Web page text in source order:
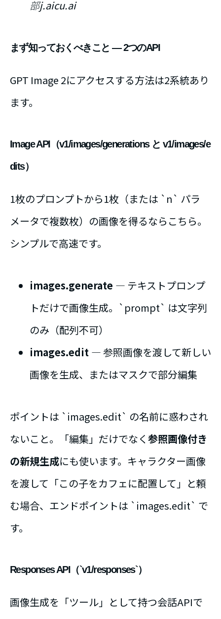
部j.aicu.ai
まず知っておくべきこと ― 2つのAPI
GPT Image 2にアクセスする方法は2系統あり
ます。
Image API（v1/images/generations と v1/images/e
dits）
1枚のプロンプトから1枚（または `n` パラ
メータで複数枚）の画像を得るならこちら。
シンプルで高速です。
images.generate ― テキストプロンプ
トだけで画像生成。`prompt` は文字列
のみ（配列不可）
images.edit ― 参照画像を渡して新しい
画像を生成、またはマスクで部分編集
ポイントは `images.edit` の名前に惑わされ
ないこと。「編集」だけでなく 参照画像付き
の新規生成にも使います。キャラクター画像
を渡して「この子をカフェに配置して」と頼
む場合、エンドポイントは `images.edit` で
す。
Responses API（`v1/responses`）
画像生成を「ツール」として持つ会話APIで